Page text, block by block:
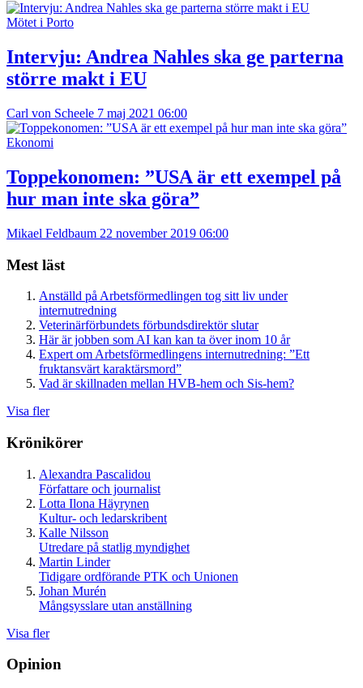
Mötet i Porto
Intervju: Andrea Nahles ska ge parterna
större makt i EU
Carl von Scheele 7 maj 2021 06:00
Ekonomi
Toppekonomen: ”USA är ett exempel på
hur man inte ska göra”
Mikael Feldbaum 22 november 2019 06:00
Mest läst
Anställd på Arbetsförmedlingen tog sitt liv under
internutredning
Veterinärförbundets förbundsdirektör slutar
Här är jobben som AI kan kan ta över inom 10 år
Expert om Arbetsförmedlingens internutredning: ”Ett
fruktansvärt karaktärsmord”
Vad är skillnaden mellan HVB-hem och Sis-hem?
Visa fler
Krönikörer
Alexandra Pascalidou
Författare och journalist
Lotta Ilona Häyrynen
Kultur- och ledarskribent
Kalle Nilsson
Utredare på statlig myndighet
Martin Linder
Tidigare ordförande PTK och Unionen
Johan Murén
Mångsysslare utan anställning
Visa fler
Opinion